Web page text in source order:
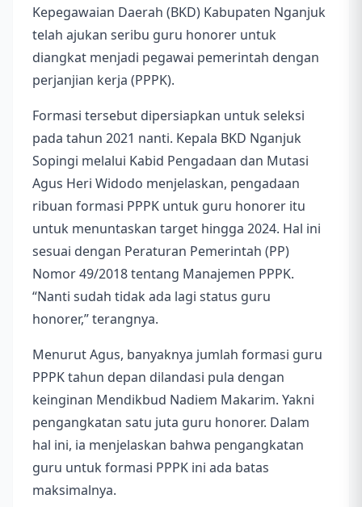
Kepegawaian Daerah (BKD) Kabupaten Nganjuk
telah ajukan seribu guru honorer untuk
diangkat menjadi pegawai pemerintah dengan
perjanjian kerja (PPPK).
Formasi tersebut dipersiapkan untuk seleksi
pada tahun 2021 nanti. Kepala BKD Nganjuk
Sopingi melalui Kabid Pengadaan dan Mutasi
Agus Heri Widodo menjelaskan, pengadaan
ribuan formasi PPPK untuk guru honorer itu
untuk menuntaskan target hingga 2024. Hal ini
sesuai dengan Peraturan Pemerintah (PP)
Nomor 49/2018 tentang Manajemen PPPK.
“Nanti sudah tidak ada lagi status guru
honorer,” terangnya.
Menurut Agus, banyaknya jumlah formasi guru
PPPK tahun depan dilandasi pula dengan
keinginan Mendikbud Nadiem Makarim. Yakni
pengangkatan satu juta guru honorer. Dalam
hal ini, ia menjelaskan bahwa pengangkatan
guru untuk formasi PPPK ini ada batas
maksimalnya.